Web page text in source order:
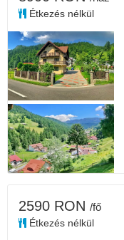
Étkezés nélkül
2590 RON /fő
Étkezés nélkül